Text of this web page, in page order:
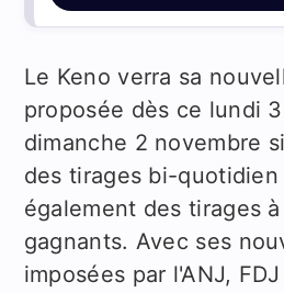
Le Keno verra sa
proposée dès ce lundi
dimanche 2 novembre
des tirages bi-
également des tirages
gagnants. Avec ses
imposées par l'ANJ,